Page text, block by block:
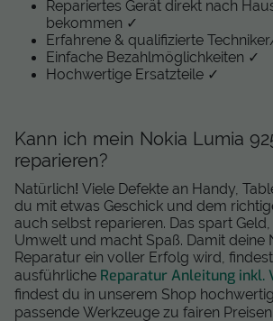
Repariertes Gerät direkt nach
bekommen ✓
Erfahrene & qualifizierte
Einfache Bezahlmöglichkeiten ✓
Hochwertige Ersatzteile ✓
Kann ich mein Nokia Lumia
reparieren?
Natürlich! Viele Defekte an Handy,
du mit etwas Geschick und dem
auch selbst reparieren. Das spart
Umwelt und macht Spaß. Damit deine
Reparatur ein voller Erfolg wird,
ausführliche Reparatur Anleitung inkl.
findest du in unserem Shop
passende Werkzeuge zu fairen Preisen.